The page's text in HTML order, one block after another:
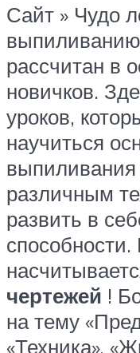
Сайт » Чудо
рассчитан в
новичков.
уроков,
научиться
выпиливания
различным
развить в
чертежей !
на тему
«Техника»,